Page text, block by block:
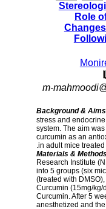
Role
m-
Background &
stress and
system. The aim
curcumin as an
in adult mice
Materials &
Research Institute
into 5 groups (six
(treated with
Curcumin (15mg/
Curcumin. After 5
anesthetized and